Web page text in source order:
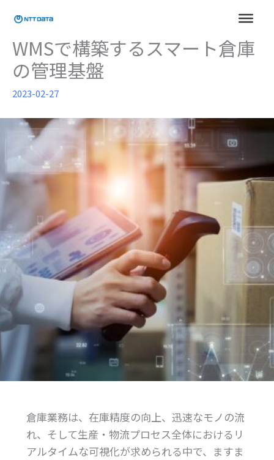
WMSで構築するスマート倉庫
の管理基盤
2023-02-27
倉庫業務は、在庫精度の向上、迅速なモノの流
れ、そして生産・物流プロセス全体におけるリ
アルタイムな可視化が求められる中で、ますま